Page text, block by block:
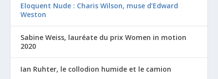
Eloquent Nude : Charis Wilson, muse d’Edward
Weston
Sabine Weiss, lauréate du prix Women in motion
2020
Ian Ruhter, le collodion humide et le camion